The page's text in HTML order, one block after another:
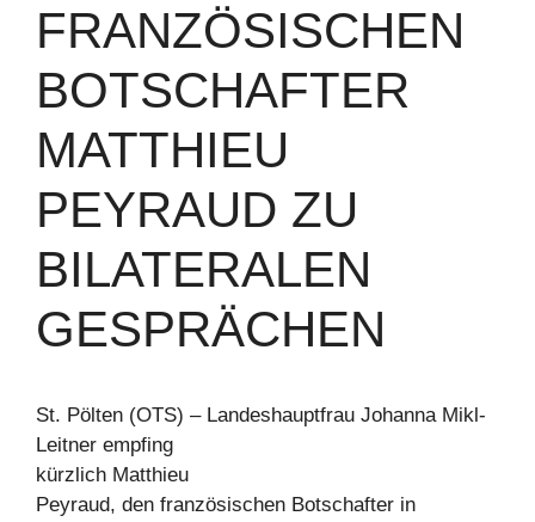
RANZÖSISCHEN B
OTSCHAFTER M
ATTHIEU P
EYRAUD ZU B
ILATERALEN G
ESPRÄCHEN
St. Pölten (OTS) – Landeshauptfrau Johanna Mikl-
Leitner empfing
kürzlich Matthieu
Peyraud, den französischen Botschafter in